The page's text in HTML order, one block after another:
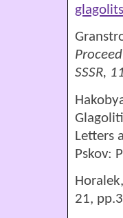
SSSR,
Letters
Pskov:
21,